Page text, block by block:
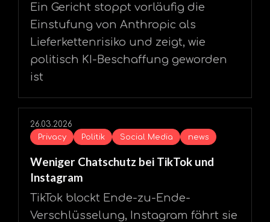
Ein Gericht stoppt vorläufig die
Einstufung von Anthropic als
Lieferkettenrisiko und zeigt, wie
politisch KI-Beschaffung geworden
ist
26.03.2026
Privacy
Politik Social Media news
Weniger Chatschutz bei TikTok und
Instagram
TikTok blockt Ende-zu-Ende-
Verschlüsselung, Instagram fährt sie